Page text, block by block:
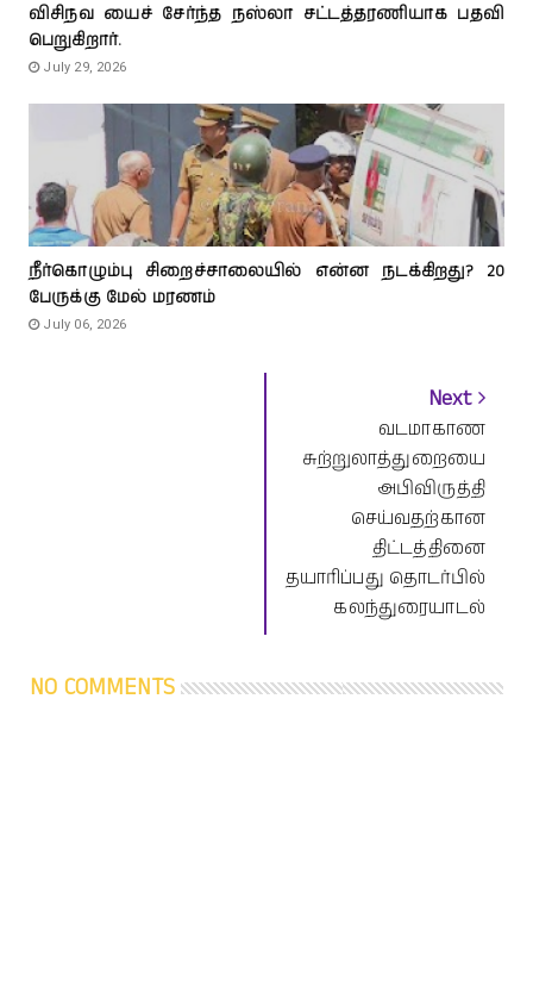
விசிநவ யைச் சேர்ந்த நஸ்லா சட்டத்தரணியாக பதவி
பெறுகிறார்.
July 29, 2026
நீர்கொழும்பு சிறைச்சாலையில் என்ன நடக்கிறது? 20
பேருக்கு மேல் மரணம்
July 06, 2026
Next
வடமாகாண
சுற்றுலாத்துறையை
அபிவிருத்தி
செய்வதற்கான
திட்டத்தினை
தயாரிப்பது தொடர்பில்
கலந்துரையாடல்
NO COMMENTS